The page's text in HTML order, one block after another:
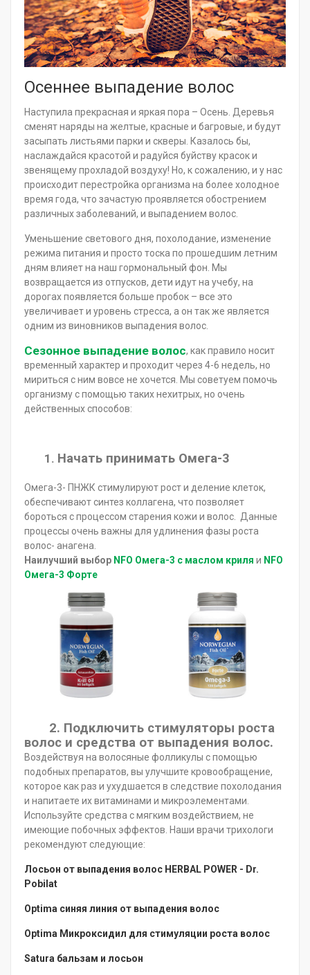
Осеннее выпадение волос
Наступила прекрасная и яркая пора – Осень. Деревья
сменят наряды на желтые, красные и багровые, и будут
засыпать листьями парки и скверы. Казалось бы,
наслаждайся красотой и радуйся буйству красок и
звенящему прохладой воздуху! Но, к сожалению, и у нас
происходит перестройка организма на более холодное
время года, что зачастую проявляется обострением
различных заболеваний, и выпадением волос.
Уменьшение светового дня, похолодание, изменение
режима питания и просто тоска по прошедшим летним
дням влияет на наш гормональный фон. Мы
возвращается из отпусков, дети идут на учебу, на
дорогах появляется больше пробок – все это
увеличивает и уровень стресса, а он так же является
одним из виновников выпадения волос.
Сезонное выпадение волос, как правило носит
временный характер и проходит через 4-6 недель, но
мириться с ним вовсе не хочется. Мы советуем помочь
организму с помощью таких нехитрых, но очень
действенных способов:
1. Начать принимать Омега-3
Омега-3- ПНЖК стимулируют рост и деление клеток,
обеспечивают синтез коллагена, что позволяет
бороться с процессом старения кожи и волос. Данные
процессы очень важны для удлинения фазы роста
волос- анагена.
Наилучший выбор NFO Омега-3 с маслом криля и NFO
Омега-3 Форте
2. Подключить стимуляторы роста
волос и средства от выпадения волос.
Воздействуя на волосяные фолликулы с помощью
подобных препаратов, вы улучшите кровообращение,
которое как раз и ухудшается в следствие похолодания
и напитаете их витаминами и микроэлементами.
Используйте средства с мягким воздействием, не
имеющие побочных эффектов. Наши врачи трихологи
рекомендуют следующие:
Лосьон от выпадения волос HERBAL POWER - Dr.
Pobilat
Optima синяя линия от выпадения волос
Optima Микроксидил для стимуляции роста волос
Satura бальзам и лосьон